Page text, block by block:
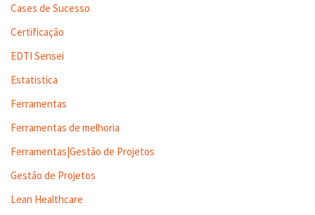
Cases de Sucesso
Certificação
EDTI Sensei
Estatistica
Ferramentas
Ferramentas de melhoria
Ferramentas|Gestão de Projetos
Gestão de Projetos
Lean Healthcare